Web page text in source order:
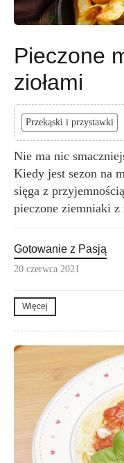
Pieczone
ziołami
Przekąski i przystawki
Nie ma nic
Kiedy jest sezon na
sięga z
pieczone ziemniaki z
Gotowanie z Pasją
20 czerwca 2021
Więcej